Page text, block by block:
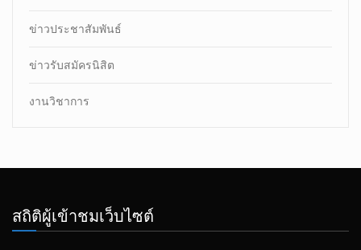
ข่าวประชาสัมพันธ์
ข่าวรับสมัครนิสิต
งานวิชาการ
สถิติผู้เข้าชมเว็บไซต์